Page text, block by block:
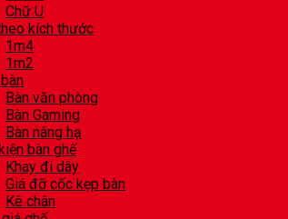
Chữ U
kích thước
1m4
1m2
Bàn văn phòng
Bàn Gaming
Bàn nâng hạ
bàn ghế
Khay đi dây
Giá đỡ cốc kẹp bàn
Kê chân